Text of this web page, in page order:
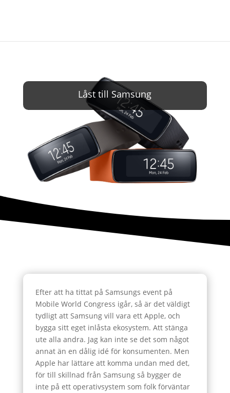
Låst till Samsung
Efter att ha tittat på Samsungs event på
Mobile World Congress igår, så är det väldigt
tydligt att Samsung vill vara ett Apple, och
bygga sitt eget inlåsta ekosystem. Att stänga
ute alla andra. Jag kan inte se det som något
annat än en dålig idé för konsumenten. Men
Apple har lättare att komma undan med det,
för till skillnad från Samsung så bygger de
inte på ett operativsystem som folk förväntar